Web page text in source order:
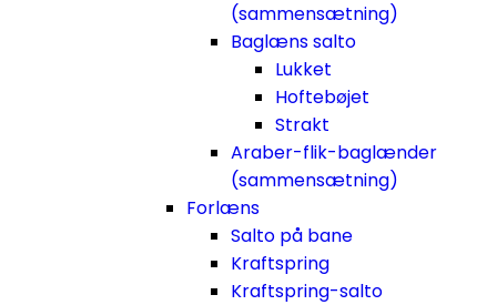
(sammensætning)
Baglæns salto
Lukket
Hoftebøjet
Strakt
Araber-flik-baglænder
(sammensætning)
Forlæns
Salto på bane
Kraftspring
Kraftspring-salto